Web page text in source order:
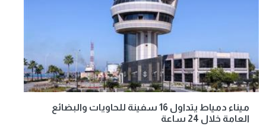
ميناء دمياط يتداول 16 سفينة للحاويات والبضائع
العامة خلال 24 ساعة